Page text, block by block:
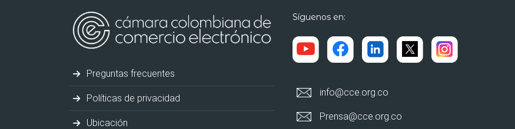
Preguntas frecuentes
Políticas de privacidad
Ubicación
Síguenos en:
info@cce.org.co
Prensa@cce.org.co